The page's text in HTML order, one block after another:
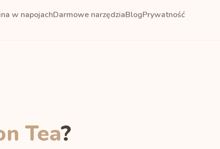
w napojachDarmowe narzędziaBlogPrywatność
Tea?